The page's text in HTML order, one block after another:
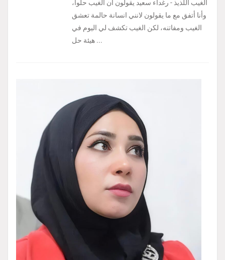
الغيب اللذيذ - رغداء سعيد يقولون ان الغيب حلواً،
وأنا أتفق مع ما يقولون لانني انسانة حالمة تعشق
الغيب ومفاتنه، لكن الغيب تكشف لي اليوم في
هيئة حل ...